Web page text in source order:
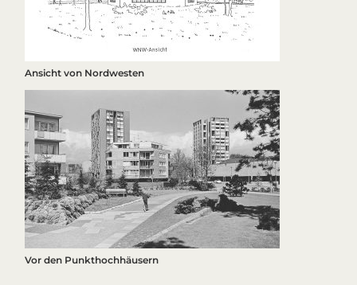
Ansicht von Nordwesten
Vor den Punkthochhäusern